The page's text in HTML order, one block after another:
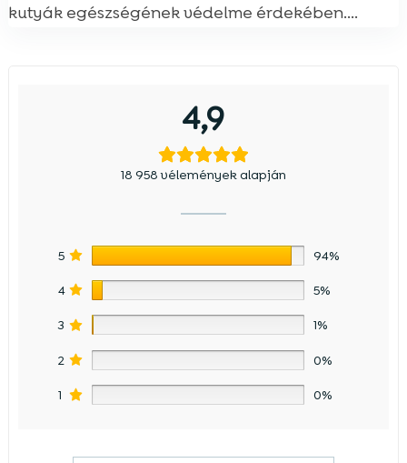
kutyák egészségének védelme érdekében....
4,9
18 958 vélemények alapján
5 94%
4 5%
3 1%
2 0%
1 0%